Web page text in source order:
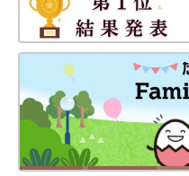
※文中のコメントは「たまひ
談を再編集したものです。
※記事の内容は2023年6月の
ります。
「保育園
の教育方
い子育て
今回のテ
の悩み」